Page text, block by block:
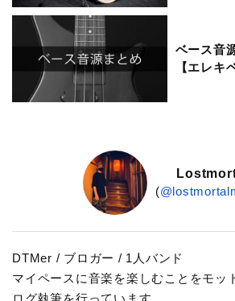
ベース音
【エレキ
(
DTMer / ブロガー / 1人バンド
マイペースに音楽を楽しむことをモッ
ログ執筆を行っています。